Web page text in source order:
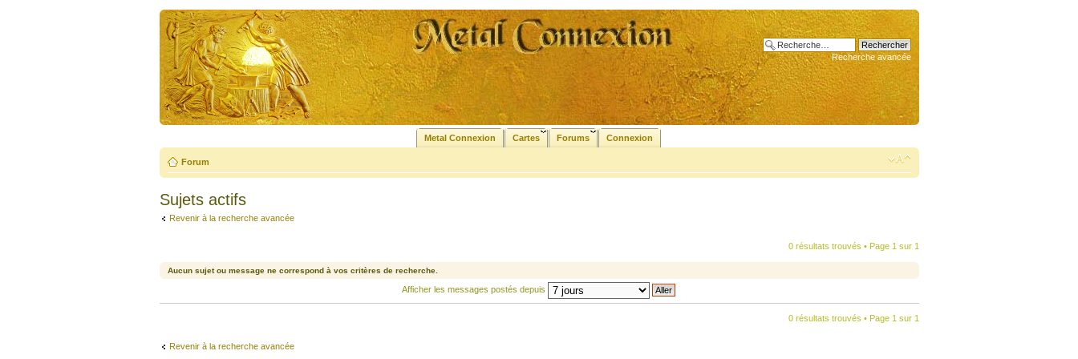
Recherche avancée
Metal Connexion Cartes Forums Connexion
Forum
Sujets actifs
Revenir à la recherche avancée
0 résultats trouvés • Page 1 sur 1
Aucun sujet ou message ne correspond à vos critères de recherche.
Afficher les messages postés depuis
0 résultats trouvés • Page 1 sur 1
Revenir à la recherche avancée